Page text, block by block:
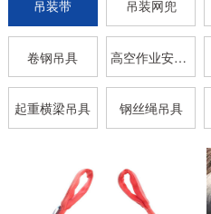
吊装带 吊装网兜
卷钢吊具 高空作业安全带
起重横梁吊具 钢丝绳吊具